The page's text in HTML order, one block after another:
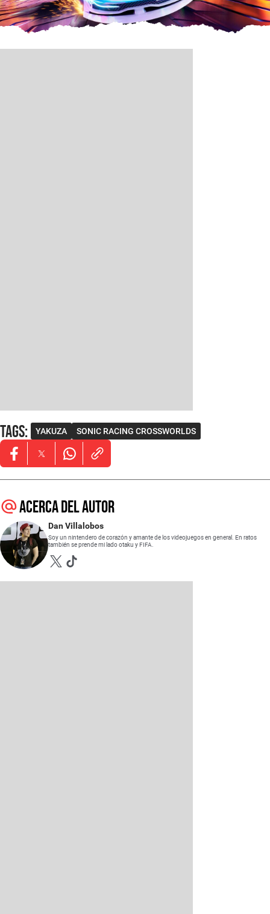
Tags: YAKUZA SONIC RACING CROSSWORLDS
Opens in new window
Opens in new window
Opens in new window
Acerca del autor
Dan Villalobos
Soy un nintendero de corazón y amante de los videojuegos en general. En ratos
también se prende mi lado otaku y FIFA.
Opens in new window
Opens in new window